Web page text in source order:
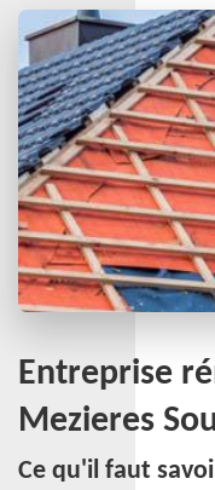
Entreprise
Mezieres
Ce qu'il faut